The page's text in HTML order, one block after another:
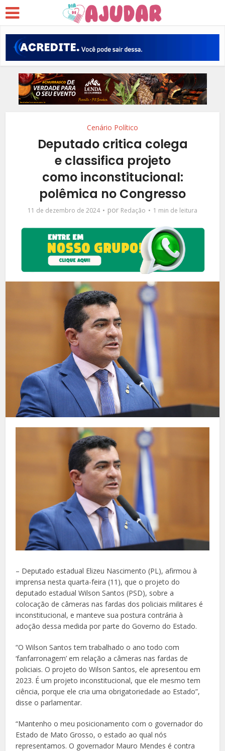
Cenário Político
Deputado critica colega
e classifica projeto
como inconstitucional:
polêmica no Congresso
11 de dezembro de 2024 por Redação 1 min de leitura
– Deputado estadual Elizeu Nascimento (PL), afirmou à
imprensa nesta quarta-feira (11), que o projeto do
deputado estadual Wilson Santos (PSD), sobre a
colocação de câmeras nas fardas dos policiais militares é
inconstitucional, e manteve sua postura contrária à
adoção dessa medida por parte do Governo do Estado.
“O Wilson Santos tem trabalhado o ano todo com
‘fanfarronagem’ em relação a câmeras nas fardas de
policiais. O projeto do Wilson Santos, ele apresentou em
2023. É um projeto inconstitucional, que ele mesmo tem
ciência, porque ele cria uma obrigatoriedade ao Estado”,
disse o parlamentar.
“Mantenho o meu posicionamento com o governador do
Estado de Mato Grosso, o estado ao qual nós
representamos. O governador Mauro Mendes é contra